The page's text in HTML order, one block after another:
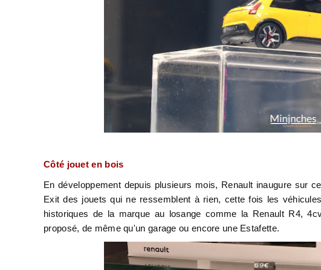
Côté jouet en bois
En développement depuis plusieurs mois, Renault inaugure sur
Exit des jouets qui ne ressemblent à rien, cette fois les
historiques de la marque au losange comme la Renault R4,
proposé, de même qu'un garage ou encore une Estafette.